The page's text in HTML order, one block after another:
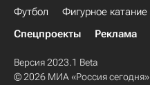
Футбол Фигурное катание
Спецпроекты
Реклама
Версия 2023.1 Beta
© 2026 МИА «Россия сегодня»